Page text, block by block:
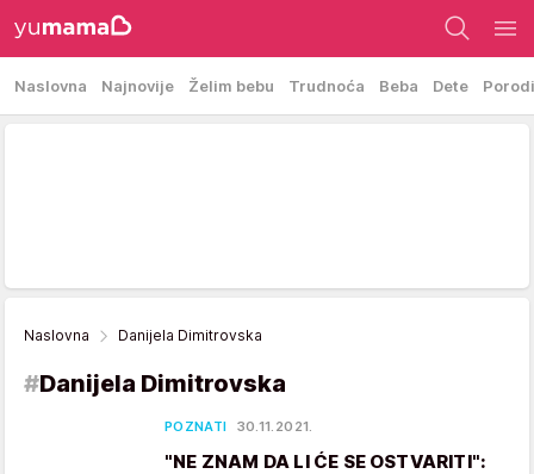
Naslovna Najnovije Želim bebu Trudnoća Beba Dete
Naslovna Danijela Dimitrovska
#Danijela Dimitrovska
POZNATI 30.11.2021.
"NE ZNAM DA LI ĆE SE OSTVARITI":